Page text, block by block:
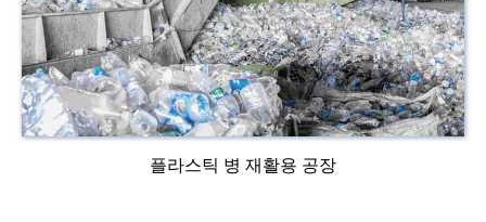
플라스틱 병 재활용 공장